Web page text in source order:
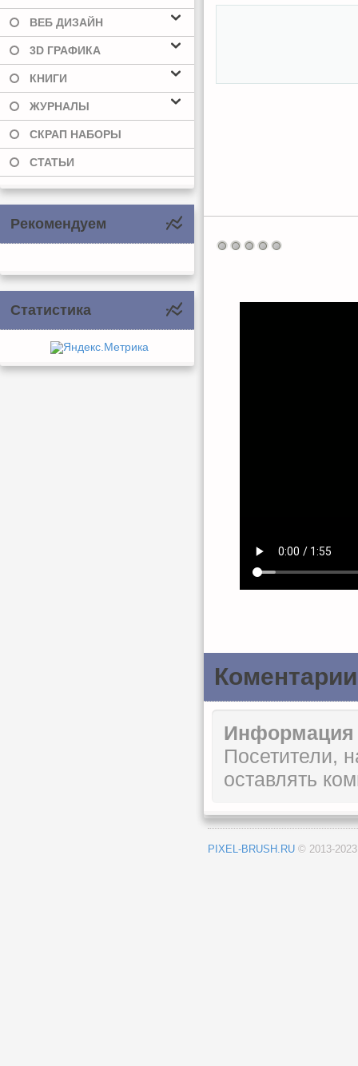
ВЕБ ДИЗАЙН
3D ГРАФИКА
КНИГИ
ЖУРНАЛЫ
СКРАП НАБОРЫ
СТАТЬИ
Рекомендуем
Статистика
Коментарии
Информация
Посетители,
оставлять
PIXEL-BRUSH.RU © 2013-